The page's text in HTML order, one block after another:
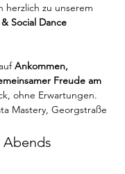
herzlich zu unserem
Social Dance
Ankommen,
Freude am
ohne Erwartungen.
Mastery, Georgstraße
Abends